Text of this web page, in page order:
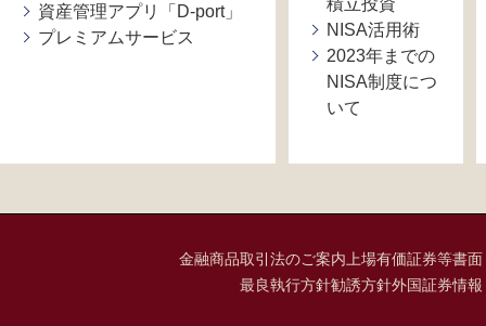
資産管理アプリ「D-port」
プレミアムサービス
積立投資
NISA活用術
2023年までの
NISA制度につ
いて
金融商品取引法のご案内 上場有価証券等書
最良執行方針勧誘方針外国証券情